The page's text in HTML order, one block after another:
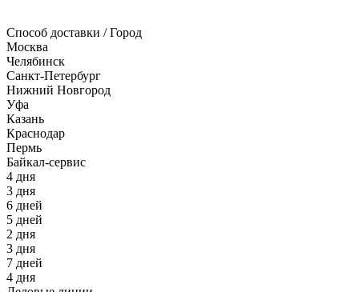
Способ доставки / Город
Москва
Челябинск
Санкт-Петербург
Нижний Новгород
Уфа
Казань
Краснодар
Пермь
Байкал-сервис
4 дня
3 дня
6 дней
5 дней
2 дня
3 дня
7 дней
4 дня